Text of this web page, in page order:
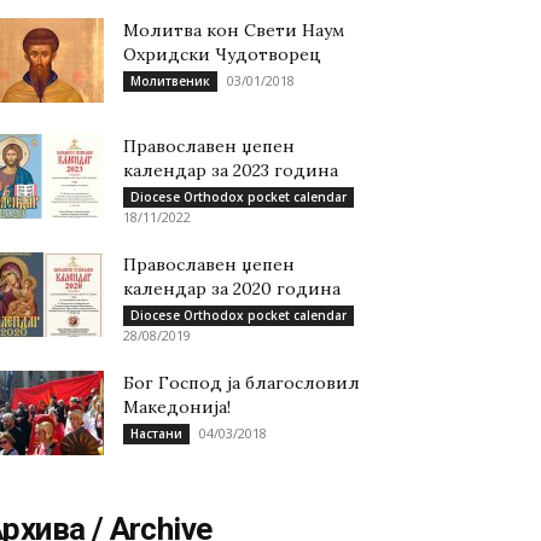
Молитва кон Свети Наум
Охридски Чудотворец
Молитвеник 03/01/2018
Православен џепен
календар за 2023 година
Diocese Orthodox pocket calendar
18/11/2022
Православен џепен
календар за 2020 година
Diocese Orthodox pocket calendar
28/08/2019
Бог Господ ја благословил
Македонија!
Настани 04/03/2018
/ Archive